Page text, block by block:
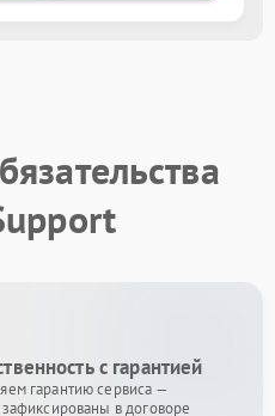
с гарантией
гарантию сервиса —
в договоре